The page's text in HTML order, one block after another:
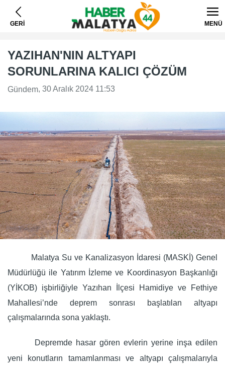
GERİ MENÜ
YAZIHAN'NIN ALTYAPI
SORUNLARINA KALICI ÇÖZÜM
Gündem, 30 Aralık 2024 11:53
Malatya Su ve Kanalizasyon İdaresi (MASKİ) Genel
Müdürlüğü ile Yatırım İzleme ve Koordinasyon Başkanlığı
(YİKOB) işbirliğiyle Yazıhan İlçesi Hamidiye ve Fethiye
Mahallesi’nde deprem sonrası başlatılan altyapı
çalışmalarında sona yaklaştı.
Depremde hasar gören evlerin yerine inşa edilen
yeni konutların tamamlanması ve altyapı çalışmalarıyla